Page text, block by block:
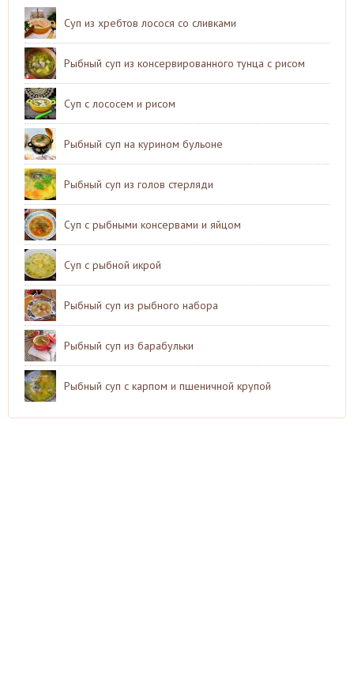
Суп из хребтов лосося со сливками
Рыбный суп из консервированного тунца с рисом
Суп с лососем и рисом
Рыбный суп на курином бульоне
Рыбный суп из голов стерляди
Суп с рыбными консервами и яйцом
Суп с рыбной икрой
Рыбный суп из рыбного набора
Рыбный суп из барабульки
Рыбный суп с карпом и пшеничной крупой